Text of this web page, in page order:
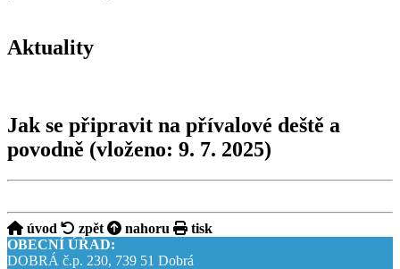
Aktuality
Jak se připravit na přívalové deště a
povodně (vloženo: 9. 7. 2025)
úvod zpět nahoru
tisk
OBECNÍ ÚŘAD:
DOBRÁ č.p. 230, 739 51 Dobrá